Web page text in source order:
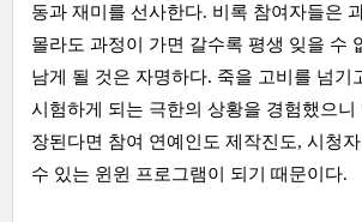
동과 재미를 선사한다. 비록 참여자들은
몰라도 과정이 가면 갈수록 평생 잊을 수
남게 될 것은 자명하다. 죽을 고비를 넘기
시험하게 되는 극한의 상황을 경험했으니
장된다면 참여 연예인도 제작진도, 시청
수 있는 윈윈 프로그램이 되기 때문이다.